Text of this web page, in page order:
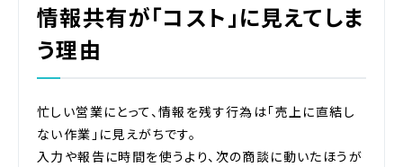
情報共有が「コスト」に見えてしま
う理由
忙しい営業にとって、情報を残す行為は「売上に直結し
ない作業」に見えがちです。
入力や報告に時間を使うより、次の商談に動いたほうが